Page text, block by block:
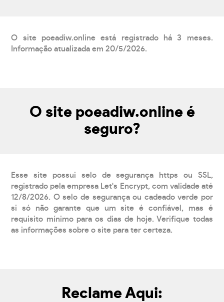
O site poeadiw.online está registrado há 3 meses.
Informação atualizada em 20/5/2026.
O site poeadiw.online é
seguro?
Esse site possui selo de segurança https ou SSL,
registrado pela empresa Let's Encrypt, com validade até
12/8/2026. O selo de segurança ou cadeado verde por
si só não garante que um site é confiável, mas é
requisito mínimo para os dias de hoje. Verifique todas
as informações sobre o site para ter certeza.
Reclame Aqui: